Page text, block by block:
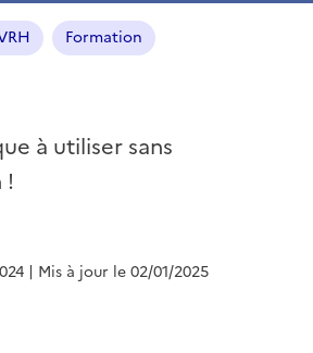
Formation
à utiliser sans
!
| Mis à jour le 02/01/2025